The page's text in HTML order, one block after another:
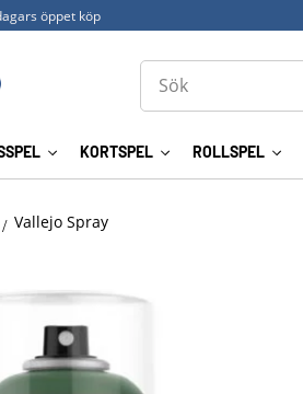
öppet köp
KORTSPEL ROLLSPEL
Vallejo Spray